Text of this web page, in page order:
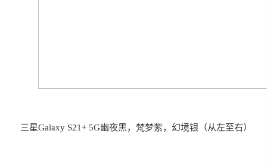
三星Galaxy S21+ 5G幽夜黑，梵梦紫，幻境银（从左至右）